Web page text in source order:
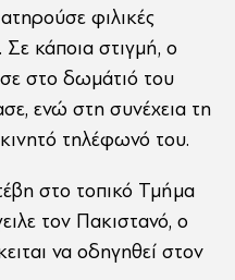
φιλικές
κάποια στιγμή, ο
στο δωμάτιό του
ενώ στη συνέχεια τη
τηλέφωνό του.
στο τοπικό Τμήμα
τον Πακιστανό, ο
να οδηγηθεί στον